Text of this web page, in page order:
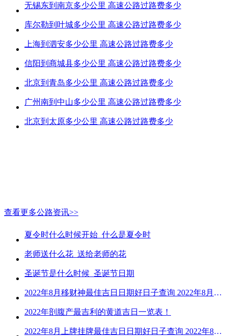
无锡东到南京多少公里 高速公路过路费多少
库尔勒到叶城多少公里 高速公路过路费多少
上海到泗安多少公里 高速公路过路费多少
信阳到商城县多少公里 高速公路过路费多少
北京到青岛多少公里 高速公路过路费多少
广州南到中山多少公里 高速公路过路费多少
北京到太原多少公里 高速公路过路费多少
查看更多公路资讯>>
夏令时什么时候开始_什么是夏令时
老师送什么花_送给老师的花
圣诞节是什么时候_圣诞节日期
2022年8月移财神最佳吉日日期好日子查询 2022年8月移财神吉日一览
2022年剖腹产最吉利的黄道吉日一览表！
2022年8月上牌挂牌最佳吉日日期好日子查询 2022年8月上牌吉日精选